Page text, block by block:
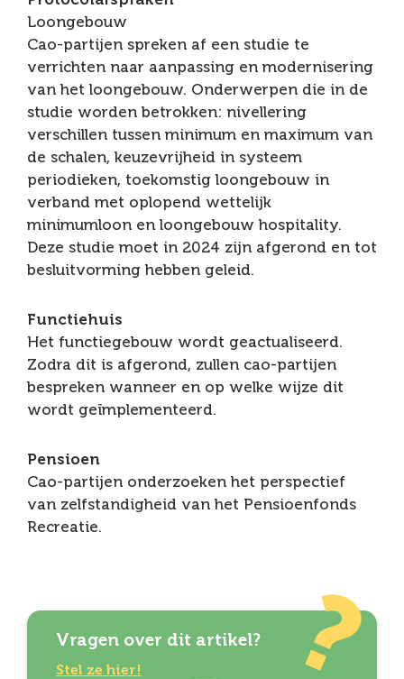
Loongebouw
Cao-partijen spreken af een studie te
verrichten naar aanpassing en modernisering
van het loongebouw. Onderwerpen die in de
studie worden betrokken: nivellering
verschillen tussen minimum en maximum van
de schalen, keuzevrijheid in systeem
periodieken, toekomstig loongebouw in
verband met oplopend wettelijk
minimumloon en loongebouw hospitality.
Deze studie moet in 2024 zijn afgerond en tot
besluitvorming hebben geleid.
Functiehuis
Het functiegebouw wordt geactualiseerd.
Zodra dit is afgerond, zullen cao-partijen
bespreken wanneer en op welke wijze dit
wordt geïmplementeerd.
Pensioen
Cao-partijen onderzoeken het perspectief
van zelfstandigheid van het Pensioenfonds
Recreatie.
Vragen over dit artikel?
Stel ze hier!